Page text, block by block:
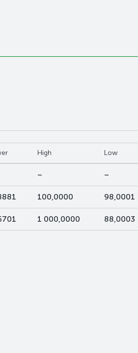
High Low
– –
100,0000 98,0001
1 000,0000 88,0003